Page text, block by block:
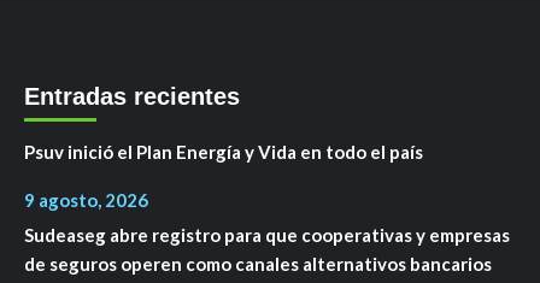
Entradas recientes
Psuv inició el Plan Energía y Vida en todo el país
9 agosto, 2026
Sudeaseg abre registro para que cooperativas y empresas
de seguros operen como canales alternativos bancarios